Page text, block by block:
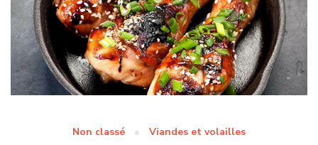
Non classé Viandes et volailles